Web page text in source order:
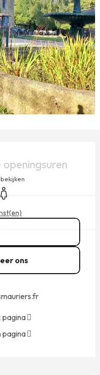
ons
pagina
pagina